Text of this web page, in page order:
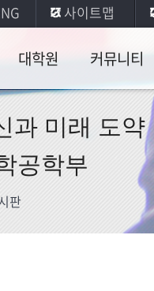
사이트맵
대학원
대학원소
개
교과과정
입학제도
장학제도
커뮤니티
학과일정
장학금안내
전공별게시판
과 미래 도약
공학부
판